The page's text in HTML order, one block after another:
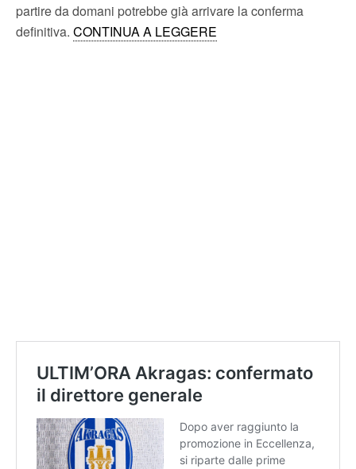
partire da domani potrebbe già arrivare la conferma
definitiva. CONTINUA A LEGGERE